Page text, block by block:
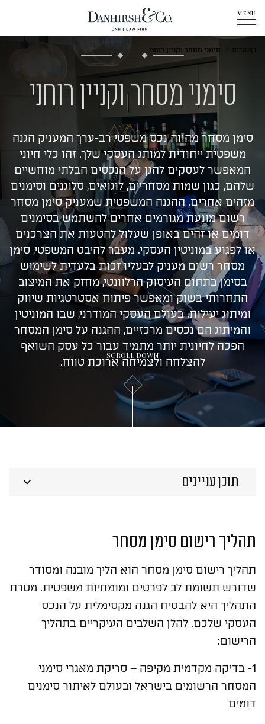
MENU
אודות
מבין לקוחותינו
שאלות ותשובות
יצירת קשר
ייעוץ ראשוני
דף הבית סימני מסחר וקניין רוחני
SCROLL DOWN
סימני מסחר וקניין רוחני
סימן מסחר מהווה נכס משפטי רב-ערך המעניק הגנה
משפטית ייחודית למותג העסקי שלך. זהו כלי חיוני
המאפשר לעסקים להגן על הנכסים הבלתי מוחשיים
שלהם, כגון שמות מסחריים, לוגואים, סלוגנים וסימנים
מזהים אחרים. ההגנה המשפטית שמעניק סימן מסחר
רשום מונעת מגורמים אחרים להשתמש בסימנים
דומים או זהים באופן שעלול להטעות את הצרכנים
או לפגוע במוניטין העסקי. מעבר להיבט המשפטי, סימן
מסחר רשום מעניק לבעליו זכות בלעדית לשימוש
בסימן בתחום העיסוק הרלוונטי, מחזק את המיצוב
התחרותי בשוק ומאפשר פיתוח אסטרטגיות שיווק
ומיתוג יעילות. בעולם העסקי המודרני, שבו המוניטין
והמיתוג הם נכסים מרכזיים, ההגנה על סימן המסחר
הפכה לחיונית יותר מתמיד עבור כל עסק השואף
להצלחה ולצמיחה ארוכת טווח.
תהליך רישום סימן מסחר
תהליך רישום סימן מסחר הוא הליך מובנה ומסודר
שדורש תשומת לב לפרטים ומומחיות משפטית. מטרת
התהליך היא להבטיח הגנה מקסימלית על הנכס
העסקי שלכם. להלן השלבים העיקריים בתהליך
הרישום:
1- בדיקה מקדמית מקיפה – סריקת מאגרי סימני
המסחר הרשומים בישראל ובעולם לאיתור סימנים
דומים
תוכן עניינים